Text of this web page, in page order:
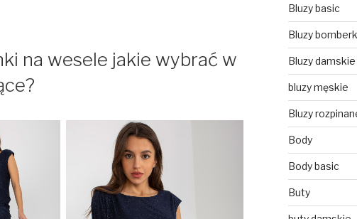
na wesele jakie wybrać w
Bluzy basic
Bluzy
Bluzy damskie
bluzy męskie
Bluzy
Body
Body basic
Buty